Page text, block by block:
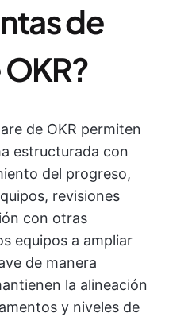
de
de OKR permiten
estructurada con
del progreso,
revisiones
con otras
equipos a ampliar
de manera
la alineación
y niveles de